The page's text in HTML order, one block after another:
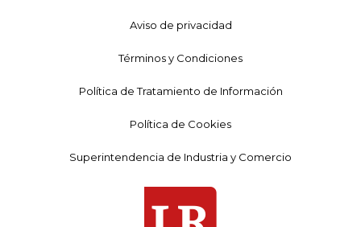
Aviso de privacidad
Términos y Condiciones
Política de Tratamiento de Información
Política de Cookies
Superintendencia de Industria y Comercio